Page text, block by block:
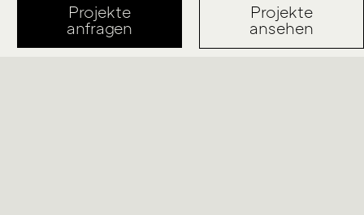
Projekte
anfragen
Projekte
ansehen